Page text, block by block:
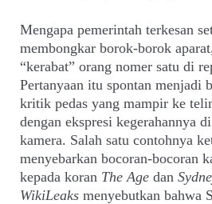
Mengapa pemerintah terkesan
membongkar borok-borok
“kerabat” orang nomer satu di
Pertanyaan itu spontan menjadi
kritik pedas yang mampir ke
dengan ekspresi kegerahannya
kamera. Salah satu contohnya
menyebarkan bocoran-bocoran
kepada koran The Age dan
WikiLeaks menyebutkan bahwa